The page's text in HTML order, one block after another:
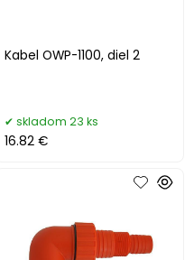
Kabel OWP-1100, diel 2
skladom 23 ks
16.82 €